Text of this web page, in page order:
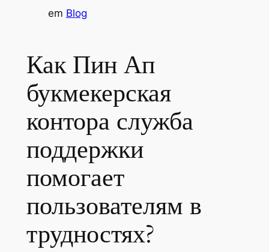
em Blog
Как Пин Ап
букмекерская
контора служба
поддержки
помогает
пользователям в
трудностях?